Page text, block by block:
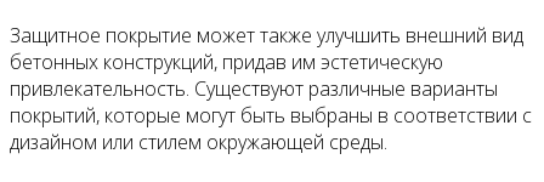
Защитное покрытие может также улучшить внешний вид
бетонных конструкций, придав им эстетическую
привлекательность. Существуют различные варианты
покрытий, которые могут быть выбраны в соответствии с
дизайном или стилем окружающей среды.